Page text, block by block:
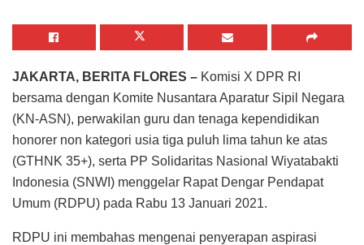
JAKARTA, BERITA FLORES – Komisi X DPR RI
bersama dengan Komite Nusantara Aparatur Sipil Negara
(KN-ASN), perwakilan guru dan tenaga kependidikan
honorer non kategori usia tiga puluh lima tahun ke atas
(GTHNK 35+), serta PP Solidaritas Nasional Wiyatabakti
Indonesia (SNWI) menggelar Rapat Dengar Pendapat
Umum (RDPU) pada Rabu 13 Januari 2021.
RDPU ini membahas mengenai penyerapan aspirasi